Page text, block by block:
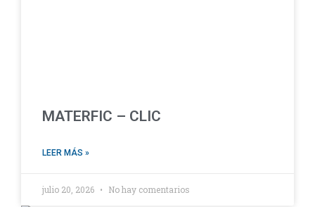
MATERFIC – CLIC
LEER MÁS »
julio 20, 2026 No hay comentarios